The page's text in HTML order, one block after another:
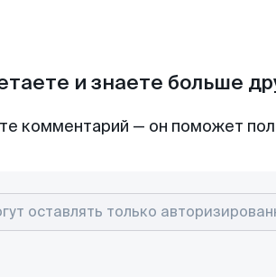
и знаете больше
комментарий — он поможет